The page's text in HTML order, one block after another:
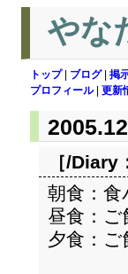
やな
トップ| ブログ| 掲
プロフィール| 更新
［/Diary
朝食：
昼食：ご
夕食：